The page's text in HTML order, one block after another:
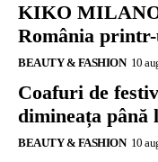
KIKO MILANO
România
BEAUTY & FASHION 10
Coafuri de
dimineața
BEAUTY & FASHION 10